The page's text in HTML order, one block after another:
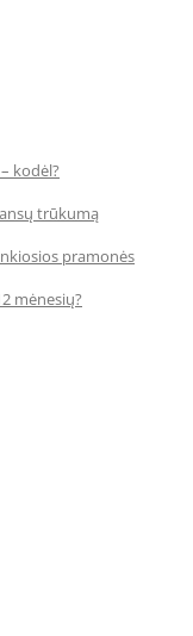
kodėl?
trūkumą
pramonės
mėnesių?